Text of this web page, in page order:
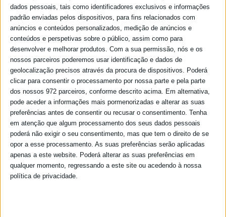
dados pessoais, tais como identificadores exclusivos e informações
padrão enviadas pelos dispositivos, para fins relacionados com
anúncios e conteúdos personalizados, medição de anúncios e
conteúdos e perspetivas sobre o público, assim como para
desenvolver e melhorar produtos. Com a sua permissão, nós e os
nossos parceiros poderemos usar identificação e dados de
geolocalização precisos através da procura de dispositivos. Poderá
clicar para consentir o processamento por nossa parte e pela parte
dos nossos 972 parceiros, conforme descrito acima. Em alternativa,
pode aceder a informações mais pormenorizadas e alterar as suas
preferências antes de consentir ou recusar o consentimento. Tenha
em atenção que algum processamento dos seus dados pessoais
poderá não exigir o seu consentimento, mas que tem o direito de se
opor a esse processamento. As suas preferências serão aplicadas
apenas a este website. Poderá alterar as suas preferências em
qualquer momento, regressando a este site ou acedendo à nossa
política de privacidade.